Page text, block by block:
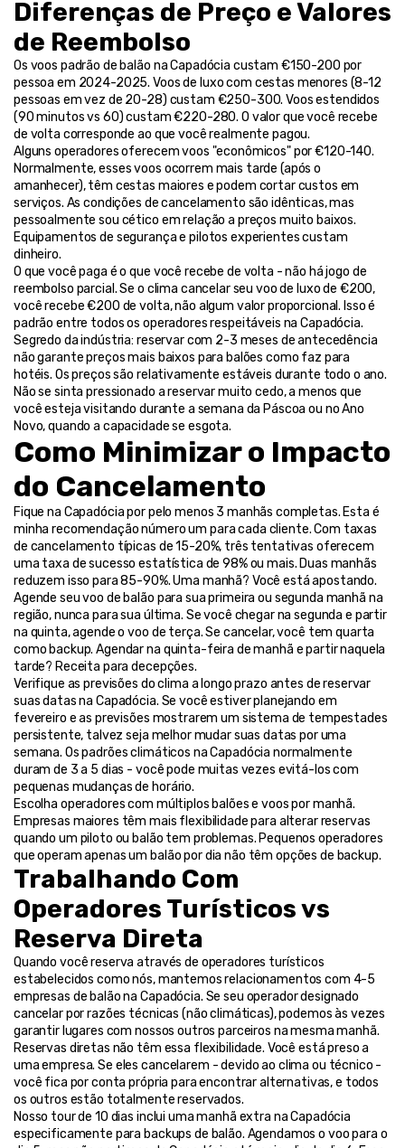
Diferenças de Preço e Valores
de Reembolso
Os voos padrão de balão na Capadócia custam €150-200 por
pessoa em 2024-2025. Voos de luxo com cestas menores (8-12
pessoas em vez de 20-28) custam €250-300. Voos estendidos
(90 minutos vs 60) custam €220-280. O valor que você recebe
de volta corresponde ao que você realmente pagou.
Alguns operadores oferecem voos "econômicos" por €120-140.
Normalmente, esses voos ocorrem mais tarde (após o
amanhecer), têm cestas maiores e podem cortar custos em
serviços. As condições de cancelamento são idênticas, mas
pessoalmente sou cético em relação a preços muito baixos.
Equipamentos de segurança e pilotos experientes custam
dinheiro.
O que você paga é o que você recebe de volta - não há jogo de
reembolso parcial. Se o clima cancelar seu voo de luxo de €200,
você recebe €200 de volta, não algum valor proporcional. Isso é
padrão entre todos os operadores respeitáveis na Capadócia.
Segredo da indústria: reservar com 2-3 meses de antecedência
não garante preços mais baixos para balões como faz para
hotéis. Os preços são relativamente estáveis durante todo o ano.
Não se sinta pressionado a reservar muito cedo, a menos que
você esteja visitando durante a semana da Páscoa ou no Ano
Novo, quando a capacidade se esgota.
Como Minimizar o Impacto
do Cancelamento
Fique na Capadócia por pelo menos 3 manhãs completas. Esta é
minha recomendação número um para cada cliente. Com taxas
de cancelamento típicas de 15-20%, três tentativas oferecem
uma taxa de sucesso estatística de 98% ou mais. Duas manhãs
reduzem isso para 85-90%. Uma manhã? Você está apostando.
Agende seu voo de balão para sua primeira ou segunda manhã na
região, nunca para sua última. Se você chegar na segunda e partir
na quinta, agende o voo de terça. Se cancelar, você tem quarta
como backup. Agendar na quinta-feira de manhã e partir naquela
tarde? Receita para decepções.
Verifique as previsões do clima a longo prazo antes de reservar
suas datas na Capadócia. Se você estiver planejando em
fevereiro e as previsões mostrarem um sistema de tempestades
persistente, talvez seja melhor mudar suas datas por uma
semana. Os padrões climáticos na Capadócia normalmente
duram de 3 a 5 dias - você pode muitas vezes evitá-los com
pequenas mudanças de horário.
Escolha operadores com múltiplos balões e voos por manhã.
Empresas maiores têm mais flexibilidade para alterar reservas
quando um piloto ou balão tem problemas. Pequenos operadores
que operam apenas um balão por dia não têm opções de backup.
Trabalhando Com
Operadores Turísticos vs
Reserva Direta
Quando você reserva através de operadores turísticos
estabelecidos como nós, mantemos relacionamentos com 4-5
empresas de balão na Capadócia. Se seu operador designado
cancelar por razões técnicas (não climáticas), podemos às vezes
garantir lugares com nossos outros parceiros na mesma manhã.
Reservas diretas não têm essa flexibilidade. Você está preso a
uma empresa. Se eles cancelarem - devido ao clima ou técnico -
você fica por conta própria para encontrar alternativas, e todos
os outros estão totalmente reservados.
Nosso tour de 10 dias inclui uma manhã extra na Capadócia
especificamente para backups de balão. Agendamos o voo para o